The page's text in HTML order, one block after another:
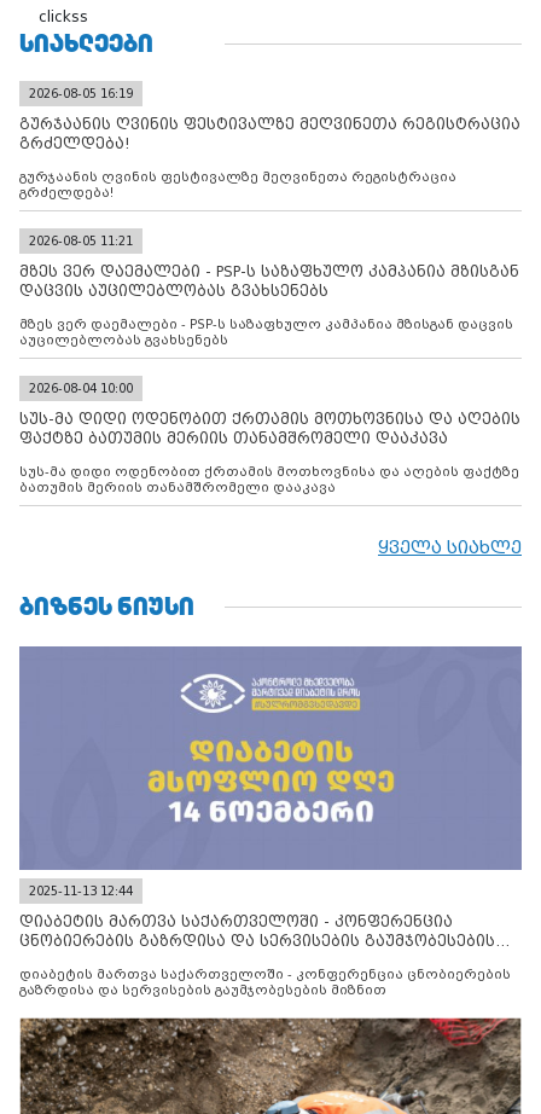
clickss
ᲡᲘᲐᲮᲚᲔᲔᲑᲘ
2026-08-05 16:19
გურჯაანის ღვინის ფესტივალზე მეღვინეთა რეგისტრაცია
გრძელდება!
გურჯაანის ღვინის ფესტივალზე მეღვინეთა რეგისტრაცია
გრძელდება!
2026-08-05 11:21
მზეს ვერ დაემალები - PSP-ს საზაფხულო კამპანია მზისგან
დაცვის აუცილებლობას გვახსენებს
მზეს ვერ დაემალები - PSP-ს საზაფხულო კამპანია მზისგან დაცვის
აუცილებლობას გვახსენებს
2026-08-04 10:00
სუს-მა დიდი ოდენობით ქრთამის მოთხოვნისა და აღების
ფაქტზე ბათუმის მერიის თანამშრომელი დააკავა
სუს-მა დიდი ოდენობით ქრთამის მოთხოვნისა და აღების ფაქტზე
ბათუმის მერიის თანამშრომელი დააკავა
ყველა სიახლე
ᲑᲘᲖᲜᲔᲡ ᲜᲘᲣᲡᲘ
2025-11-13 12:44
დიაბეტის მართვა საქართველოში - კონფერენცია
ცნობიერების გაზრდისა და სერვისების გაუმჯობესების
დიაბეტის მართვა საქართველოში - კონფერენცია ცნობიერების
გაზრდისა და სერვისების გაუმჯობესების მიზნით